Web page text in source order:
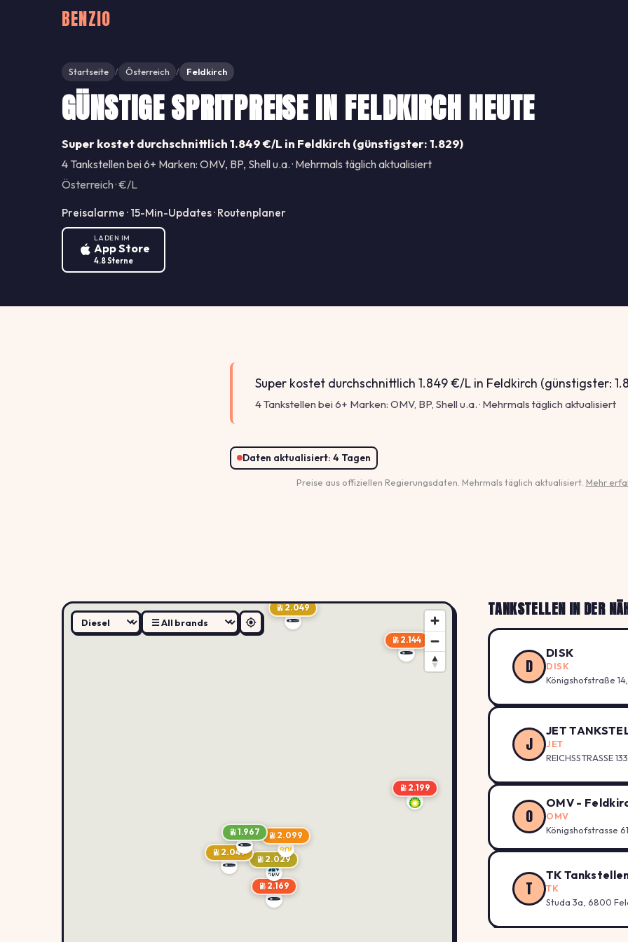
BENZIO
Startseite / Österreich / Feldkirch
GÜNSTIGE SPRITPREISE IN FELDKIRCH HEUTE
Super kostet durchschnittlich 1.849 €/L in Feldkirch (günstigster: 1.829)
4 Tankstellen bei 6+ Marken: OMV, BP, Shell u.a. · Mehrmals täglich aktualisiert
Österreich · €/L
Preisalarme · 15-Min-Updates · Routenplaner
LADEN IM
App Store
4.8 Sterne
Super kostet durchschnittlich 1.849 €/L in Feldkirch (günstigster:
4 Tankstellen bei 6+ Marken: OMV, BP, Shell u.a. · Mehrmals täglich aktualisiert
Daten aktualisiert: 4 Tagen
Preise aus offiziellen Regierungsdaten. Mehrmals täglich aktualisiert. Mehr
2.169
2.029
2.049
2.099
1.967
2.199
2.144
2.049 TANKSTELLEN IN DER
D
DISK
DISK
Königshofstraße
J
JET
JET
REICHSSTRASSE
O
OMV -
OMV
Königshofstrasse
T
TK
TK
Studa 3a, 6800